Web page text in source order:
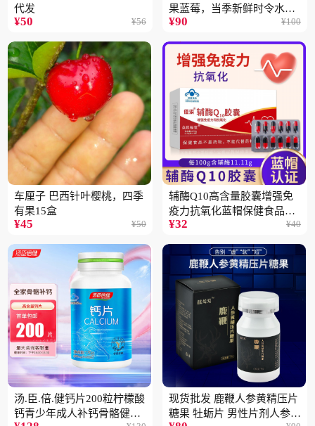
代发
¥50 ¥56
果蓝莓，当季新鲜时令水果
顺丰包邮
¥90 ¥100
车厘子 巴西针叶樱桃，四季
有果15盒
¥45 ¥50
辅酶Q10高含量胶囊增强免
疫力抗氧化蓝帽保健食品批
发一件代发2盒
¥32 ¥40
汤.臣.倍.健钙片200粒柠檬酸
钙青少年成人补钙骨骼健康
现货批发 鹿鞭人参黄精压片
糖果 牡蛎片 男性片剂人参黄